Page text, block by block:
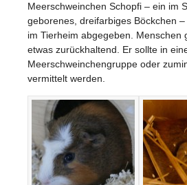
Meerschweinchen Schopfi – ein im
geborenes, dreifarbiges Böckchen
im Tierheim abgegeben. Menschen
etwas zurückhaltend. Er sollte in
Meerschweinchengruppe oder
vermittelt werden.